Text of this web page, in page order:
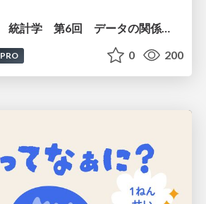
2026年度春学期 統計学 第6回 データの関係を知る（１）ー 相関関係 (2026. 5. 14)
PRO 0 200